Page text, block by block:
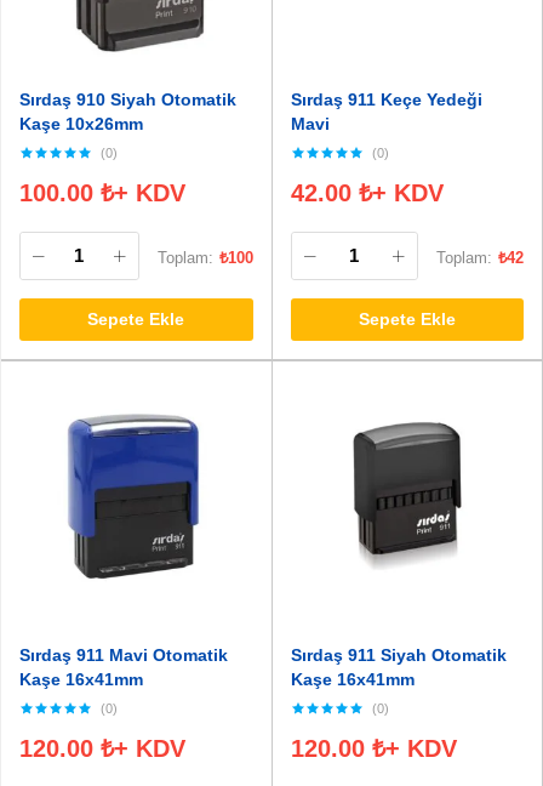
Sırdaş 910 Siyah Otomatik
Kaşe 10x26mm
(0)
100.00 ₺+ KDV
Toplam: ₺100
Sepete Ekle
Sırdaş 911 Keçe Yedeği
Mavi
(0)
42.00 ₺+ KDV
Toplam: ₺42
Sepete Ekle
Sırdaş 911 Mavi Otomatik
Kaşe 16x41mm
(0)
120.00 ₺+ KDV
Sırdaş 911 Siyah Otomatik
Kaşe 16x41mm
(0)
120.00 ₺+ KDV